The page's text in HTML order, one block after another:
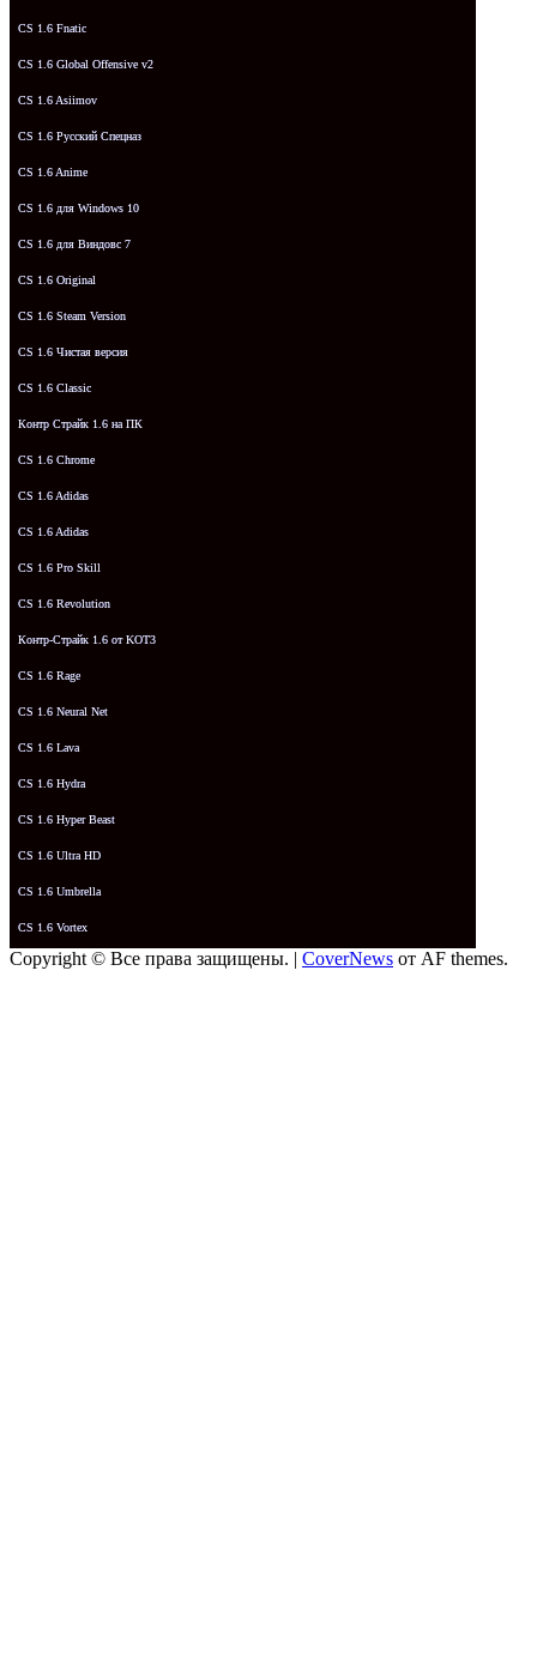
CS 1.6 Fnatic
CS 1.6 Global Offensive v2
CS 1.6 Asiimov
CS 1.6 Русский Спецназ
CS 1.6 Anime
CS 1.6 для Windows 10
CS 1.6 для Виндовс 7
CS 1.6 Original
CS 1.6 Steam Version
CS 1.6 Чистая версия
CS 1.6 Classic
Контр Страйк 1.6 на ПК
CS 1.6 Chrome
CS 1.6 Adidas
CS 1.6 Adidas
CS 1.6 Pro Skill
CS 1.6 Revolution
Контр-Страйк 1.6 от KOT3
CS 1.6 Rage
CS 1.6 Neural Net
CS 1.6 Lava
CS 1.6 Hydra
CS 1.6 Hyper Beast
CS 1.6 Ultra HD
CS 1.6 Umbrella
CS 1.6 Vortex
Copyright © Все права защищены. | CoverNews от AF themes.